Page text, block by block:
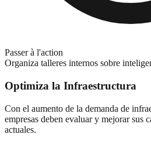
Passer à l'action
Organiza talleres internos sobre
Optimiza la Infraestructura
Con el aumento de la demanda de
empresas deben evaluar y mejorar sus
actuales.